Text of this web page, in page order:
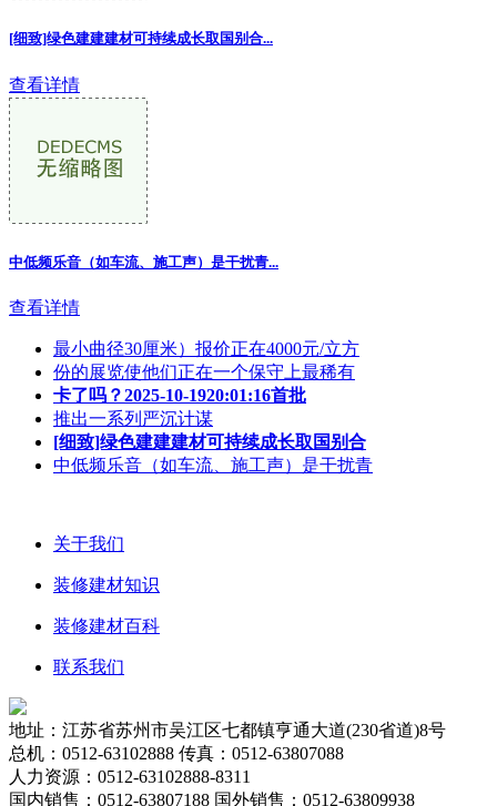
[细致]绿色建建建材可持续成长取国别合...
查看详情
中低频乐音（如车流、施工声）是干扰青...
查看详情
最小曲径30厘米）报价正在4000元/立方
份的展览使他们正在一个保守上最稀有
卡了吗？2025-10-1920:01:16首批
推出一系列严沉计谋
[细致]绿色建建建材可持续成长取国别合
中低频乐音（如车流、施工声）是干扰青
关于我们
装修建材知识
装修建材百科
联系我们
地址：江苏省苏州市吴江区七都镇亨通大道(230省道)8号
总机：0512-63102888 传真：0512-63807088
人力资源：0512-63102888-8311
国内销售：0512-63807188 国外销售：0512-63809938